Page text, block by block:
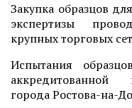
Закупка образцов
экспертизы
крупных торговых
Испытания
аккредитованной
города Ростова-на-